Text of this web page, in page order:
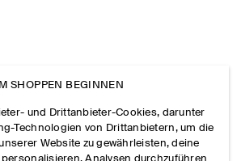
SHOPPEN BEGINNEN
und Drittanbieter-Cookies, darunter
Technologien von Drittanbietern, um die
Website zu gewährleisten, deine
Analysen durchzuführen